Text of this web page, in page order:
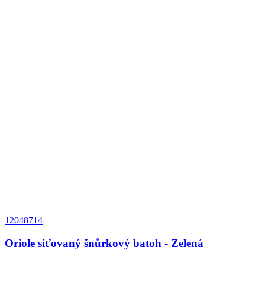
12048714
Oriole síťovaný šnůrkový batoh - Zelená